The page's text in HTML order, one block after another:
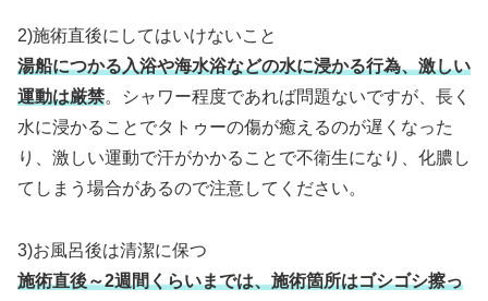
2)施術直後にしてはいけないこと
湯船につかる入浴や海水浴などの水に浸かる行為、激しい
運動は厳禁。シャワー程度であれば問題ないですが、長く
水に浸かることでタトゥーの傷が癒えるのが遅くなった
り、激しい運動で汗がかかることで不衛生になり、化膿し
てしまう場合があるので注意してください。
3)お風呂後は清潔に保つ
施術直後～2週間くらいまでは、施術箇所はゴシゴシ擦っ